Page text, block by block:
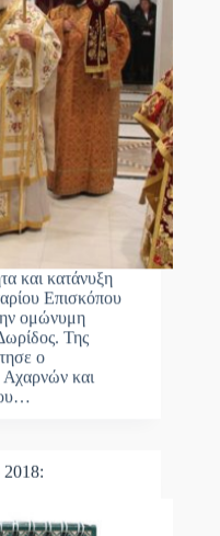
και κατάνυξη
Επισκόπου
ομώνυμη
Της
ο
Αχαρνών και
2018: